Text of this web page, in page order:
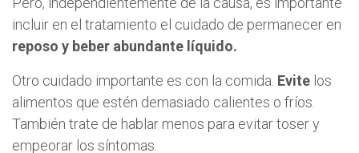
incluir en el tratamiento el cuidado de permanecer en
reposo y beber abundante líquido.
Otro cuidado importante es con la comida. Evite los
alimentos que estén demasiado calientes o fríos.
También trate de hablar menos para evitar toser y
empeorar los síntomas.